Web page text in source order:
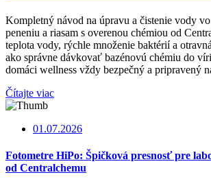
Kompletný návod na úpravu a čistenie vody
peneniu a riasam s overenou chémiou od
teplota vody, rýchle množenie baktérií a
ako správne dávkovať bazénovú chémiu do
domáci wellness vždy bezpečný a pripravený
Čítajte viac
01.07.2026
Fotometre HiPo: Špičková presnosť pre
od Centralchemu